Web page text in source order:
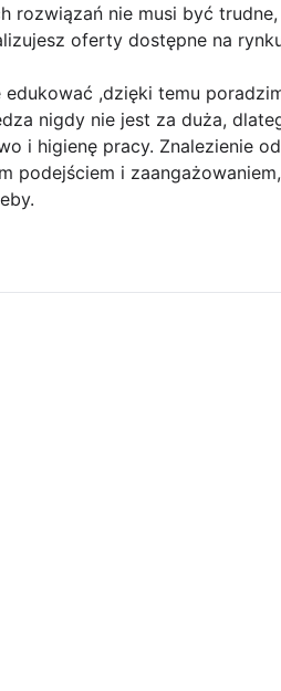
rozwiązań nie musi być
oferty dostępne na
edukować ,dzięki temu
nigdy nie jest za duża,
i higienę pracy. Znalezienie
podejściem i